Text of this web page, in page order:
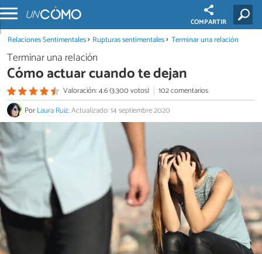
COMPARTIR
Relaciones Sentimentales Rupturas sentimentales Terminar una relación
Terminar una relación
Cómo actuar cuando te dejan
Valoración: 4.6 (3.300 votos)
102 comentarios
PorLaura Ruiz.Actualizado: 14 septiembre 2020